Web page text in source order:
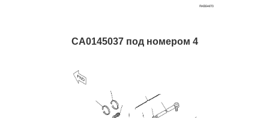
CA0145037 под номером 4